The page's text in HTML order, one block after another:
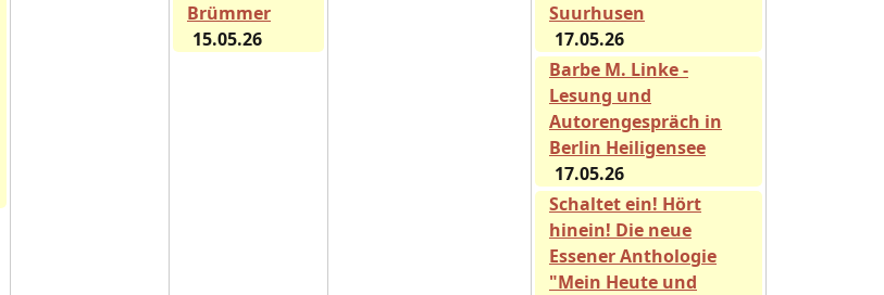
Brümmer
15.05.26
Suurhusen
17.05.26
Barbe M. Linke -
Lesung und
Autorengespräch in
Berlin Heiligensee
17.05.26
Schaltet ein! Hört
hinein! Die neue
Essener Anthologie
"Mein Heute und